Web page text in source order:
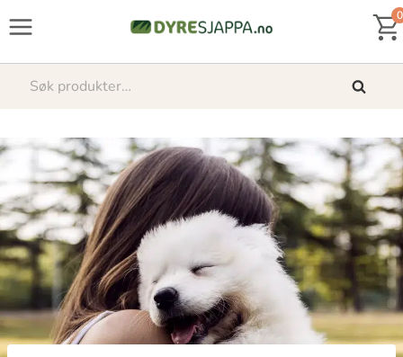
0
Søk
Søk